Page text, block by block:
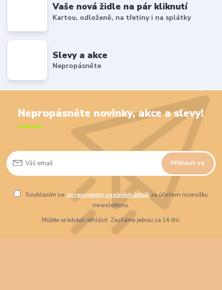
Vaše nová židle na pár kliknutí
Kartou, odloženě, na třetiny i na splátky
Slevy a akce
Nepropásněte
Nepropásněte novinky, akce a slevy!
Přihlásit se
Souhlasím se zpracováním osobních údajů za účelem rozesílky
newsletteru.
Můžete se kdykoli odhlásit. Zasíláme jednou za 14 dní.